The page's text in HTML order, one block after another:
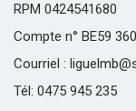
RPM 0424541680
Compte n° BE59
Courriel :
Tél: 0475 945 235